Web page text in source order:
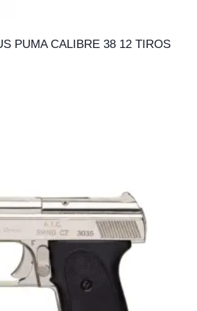
PUMA CALIBRE 38 12 TIROS